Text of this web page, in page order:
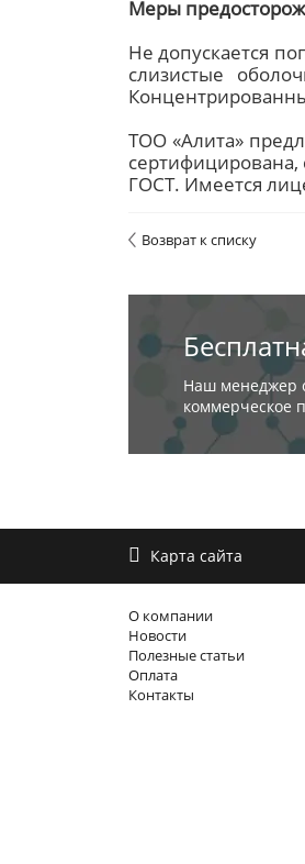
Меры
Не допускается
слизистые
ТОО «Алита»
сертифицирована,
ГОСТ. Имеется
Возврат к списку
Наш менеджер
коммерческое
Карта сайта
О компании
Новости
Полезные статьи
Оплата
Контакты